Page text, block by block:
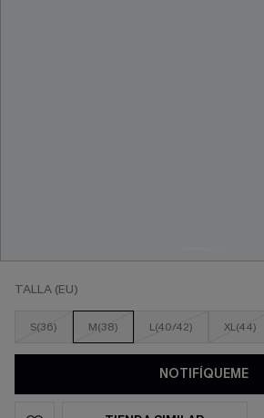
TALLA (EU)
S(36) M(38) L(40/42) XL(44)
NOTIFÍQUEME